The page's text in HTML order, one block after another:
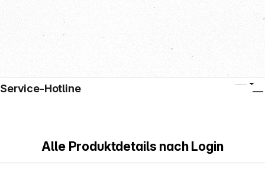
Alle Produktdetails nach Login
Service-Hotline